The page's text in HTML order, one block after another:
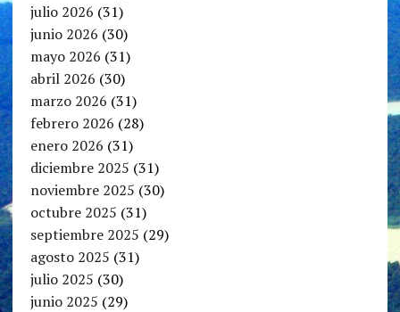
julio 2026 (31)
junio 2026 (30)
mayo 2026 (31)
abril 2026 (30)
marzo 2026 (31)
febrero 2026 (28)
enero 2026 (31)
diciembre 2025 (31)
noviembre 2025 (30)
octubre 2025 (31)
septiembre 2025 (29)
agosto 2025 (31)
julio 2025 (30)
junio 2025 (29)